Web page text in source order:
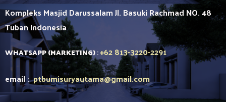
Kompleks Masjid Darussalam Jl. Basuki Rachmad NO. 48
TubanIndonesia
WHATSAPP (MARKETING):+62 813-3220-2291
email :ptbumisuryautama@gmail.com